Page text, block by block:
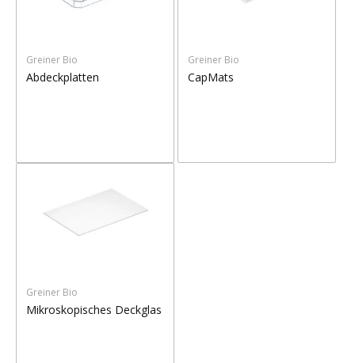
Greiner Bio
Abdeckplatten
Greiner Bio
CapMats
Greiner Bio
Mikroskopisches Deckglas